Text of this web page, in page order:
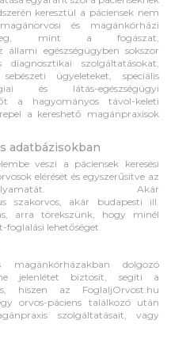
keresztül a páciensek nem
és magánkórházi
meg, mint a fogászat,
egészségügyben sokszor
szolgáltatásokat,
ügyeleteket, speciális
és látás-egészségügyi
a hagyományos távol-keleti
a kereshető magánpraxisok
adatbázisokban
veszi a páciensek keresési
elérését és egyszerűsítve az
Akár
szakorvos, akár budapesti ill.
arra törekszünk, hogy minél
foglalási lehetőséget.
dolgozó
jelenlétet biztosít, segíti a
hiszen az FoglaljOrvost.hu
orvos-páciens találkozó után
szolgáltatásait, vagy